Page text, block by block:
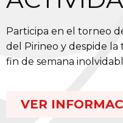
Participa en el torneo
del Pirineo y despide
fin de semana
VER